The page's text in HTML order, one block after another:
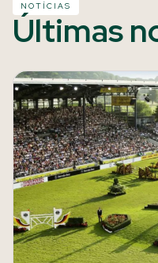
NOTÍCIAS
Últimas